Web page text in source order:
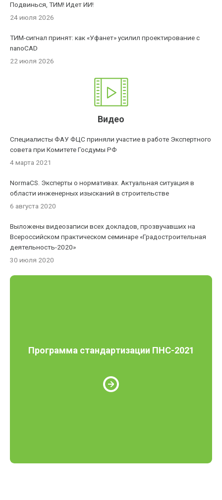
Подвинься, ТИМ! Идет ИИ!
24 июля 2026
ТИМ-сигнал принят: как «Уфанет» усилил проектирование с
nanoCAD
22 июля 2026
Видео
Специалисты ФАУ ФЦС приняли участие в работе Экспертного
совета при Комитете Госдумы РФ
4 марта 2021
NormaCS. Эксперты о нормативах. Актуальная ситуация в
области инженерных изысканий в строительстве
6 августа 2020
Выложены видеозаписи всех докладов, прозвучавших на
Всероссийском практическом семинаре «Градостроительная
деятельность-2020»
30 июля 2020
Программа стандартизации ПНС-2021